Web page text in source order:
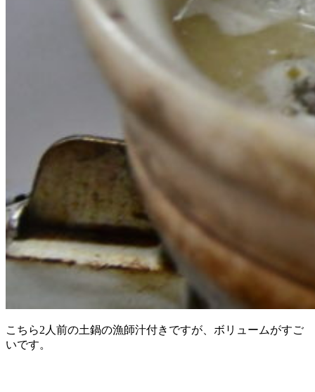
こちら2人前の土鍋の漁師汁付きですが、ボリュームがすご
いです。